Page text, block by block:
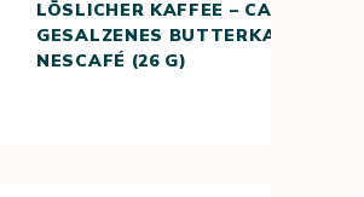
LÖSLICHER KAFFEE – CAPPUCCINO
GESALZENES BUTTERKARAMELL –
NESCAFÉ (26 G)